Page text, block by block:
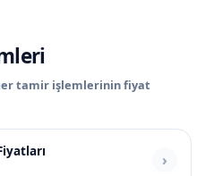
tamir işlemlerinin fiyat